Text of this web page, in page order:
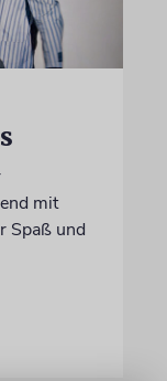
mit
Spaß und